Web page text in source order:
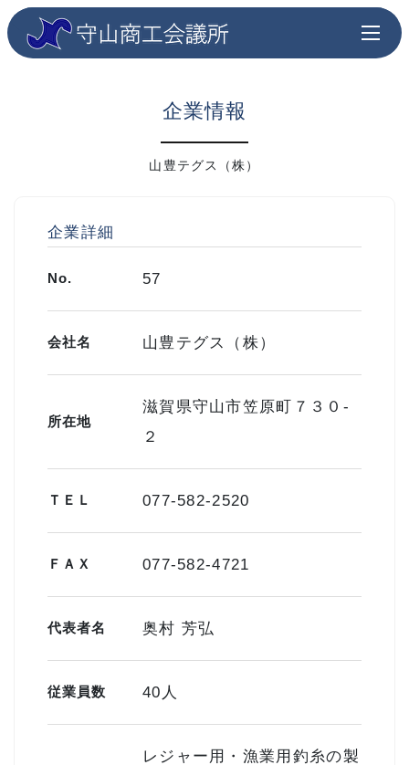
企業情報
山豊テグス（株）
企業詳細
No. 57
会社名 山豊テグス（株）
所在地
滋賀県守山市笠原町７３０-
２
ＴＥＬ 077-582-2520
ＦＡＸ 077-582-4721
代表者名 奥村 芳弘
従業員数 40人
レジャー用・漁業用釣糸の製